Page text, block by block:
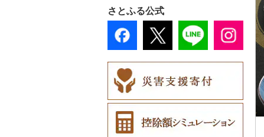
プレークーポン（4）
その他のゴルフプレー
券（0）
（0）
カタログギフト（0）
その他体験・チケット
皿・椀（0）
弁当箱（0）
その他食器（33）
ティッシュ（0）
その他日用品（12）
（0）
ご当地キャラクター
（0）
ベビー用品（0）
ペット用品（2）
防災グッズ（0）
その他雑貨（21）
その他美容（1）
ピアス・イヤリング
真珠・パール（0）
その他アクセサリー
ショール・ストール
（2）
ネクタイ・ベルト
（0）
マフラー・手袋（0）
その他服飾小物（1）
その他花（2）
さとふる公式